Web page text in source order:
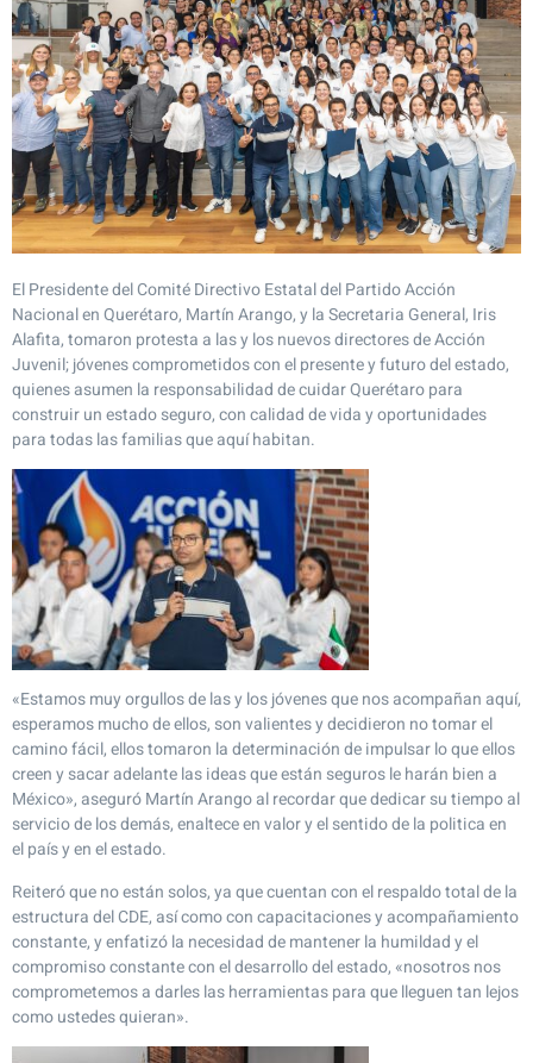
El Presidente del Comité Directivo Estatal del Partido Acción
Nacional en Querétaro, Martín Arango, y la Secretaria General, Iris
Alafita, tomaron protesta a las y los nuevos directores de Acción
Juvenil; jóvenes comprometidos con el presente y futuro del estado,
quienes asumen la responsabilidad de cuidar Querétaro para
construir un estado seguro, con calidad de vida y oportunidades
para todas las familias que aquí habitan.
«Estamos muy orgullos de las y los jóvenes que nos acompañan aquí,
esperamos mucho de ellos, son valientes y decidieron no tomar el
camino fácil, ellos tomaron la determinación de impulsar lo que ellos
creen y sacar adelante las ideas que están seguros le harán bien a
México», aseguró Martín Arango al recordar que dedicar su tiempo al
servicio de los demás, enaltece en valor y el sentido de la politica en
el país y en el estado.
Reiteró que no están solos, ya que cuentan con el respaldo total de la
estructura del CDE, así como con capacitaciones y acompañamiento
constante, y enfatizó la necesidad de mantener la humildad y el
compromiso constante con el desarrollo del estado, «nosotros nos
comprometemos a darles las herramientas para que lleguen tan lejos
como ustedes quieran».